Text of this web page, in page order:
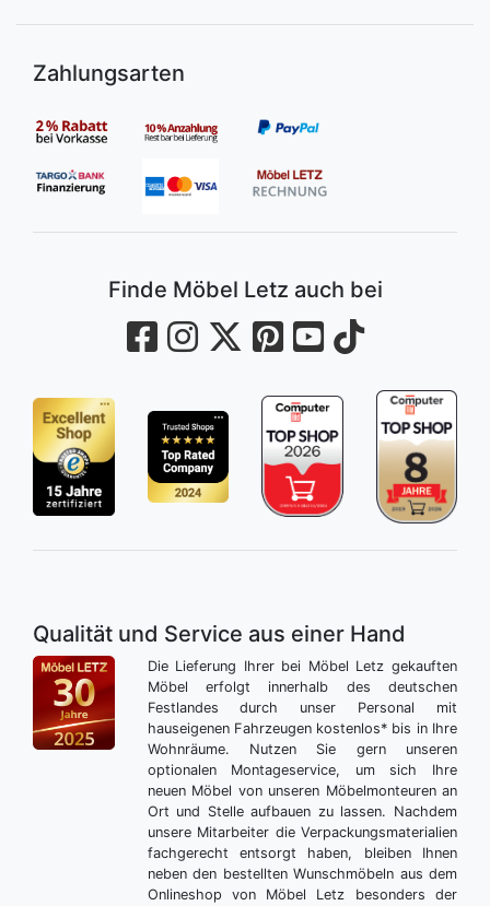
Zahlungsarten
Finde Möbel Letz auch bei
Qualität und Service aus einer Hand
Die Lieferung Ihrer bei Möbel Letz gekauften
Möbel erfolgt innerhalb des deutschen
Festlandes durch unser Personal mit
hauseigenen Fahrzeugen kostenlos* bis in Ihre
Wohnräume. Nutzen Sie gern unseren
optionalen Montageservice, um sich Ihre
neuen Möbel von unseren Möbelmonteuren an
Ort und Stelle aufbauen zu lassen. Nachdem
unsere Mitarbeiter die Verpackungsmaterialien
fachgerecht entsorgt haben, bleiben Ihnen
neben den bestellten Wunschmöbeln aus dem
Onlineshop von Möbel Letz besonders der